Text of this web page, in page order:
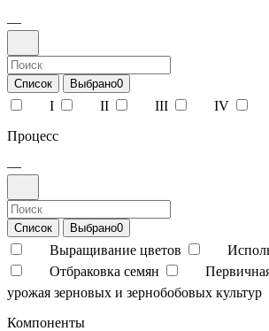
—
Список Выбрано0
I II III IV
Процесс
—
Список Выбрано0
Выращивание цветов
Отбраковка семян
урожая зерновых и зернобобовых культур
Компоненты